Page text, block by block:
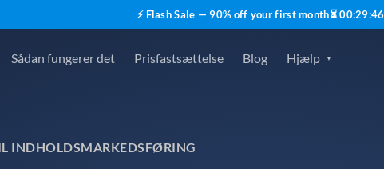
⚡ Flash Sale — 90% off your first month⏳00:29:45
Sådan fungerer det Prisfastsættelse Blog Hjælp
INDHOLDSMARKEDSFØRING